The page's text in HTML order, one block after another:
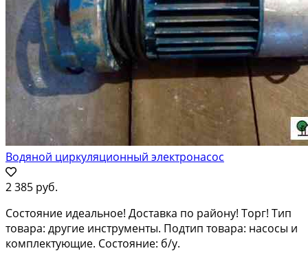
Водяной циркуляционный электронасос
2 385 руб.
Состояние идеальное! Доставка по району! Торг! Тип
товара: другие инструменты. Подтип товара: насосы и
комплектующие. Состояние: б/у.